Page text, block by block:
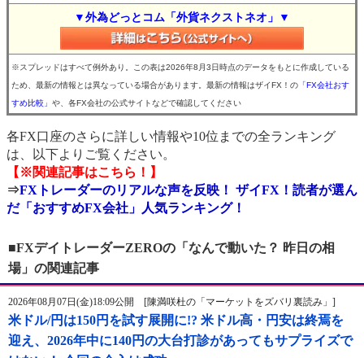
▼外為どっとコム「外貨ネクストネオ」▼
※スプレッドはすべて例外あり。この表は2026年8月3日時点のデータをもとに作成している
ため、最新の情報とは異なっている場合があります。最新の情報はザイFX！の 「FX会社おす
すめ比較」 や、各FX会社の公式サイトなどで確認してください
各FX口座のさらに詳しい情報や10位までの全ランキング
は、以下よりご覧ください。
【※関連記事はこちら！】
⇒FXトレーダーのリアルな声を反映！ ザイFX！読者が選ん
だ「おすすめFX会社」人気ランキング！
■FXデイトレーダーZEROの「なんで動いた？ 昨日の相
場」の関連記事
2026年08月07日(金)18:09公開 [陳満咲杜の「マーケットをズバリ裏読み」]
米ドル/円は150円を試す展開に!? 米ドル高・円安は終焉を
迎え、2026年中に140円の大台打診があってもサプライズで